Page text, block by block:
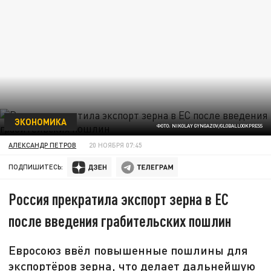
ФОТО: NIKOLAY GYNGAZOV/GLOBALLOOKPRESS
ЭКОНОМИКА
АЛЕКСАНДР ПЕТРОВ 20 НОЯБРЯ 07:45
ПОДПИШИТЕСЬ:
Россия прекратила экспорт зерна в ЕС
после введения грабительских пошлин
Евросоюз ввёл повышенные пошлины для
экспортёров зерна, что делает дальнейшую